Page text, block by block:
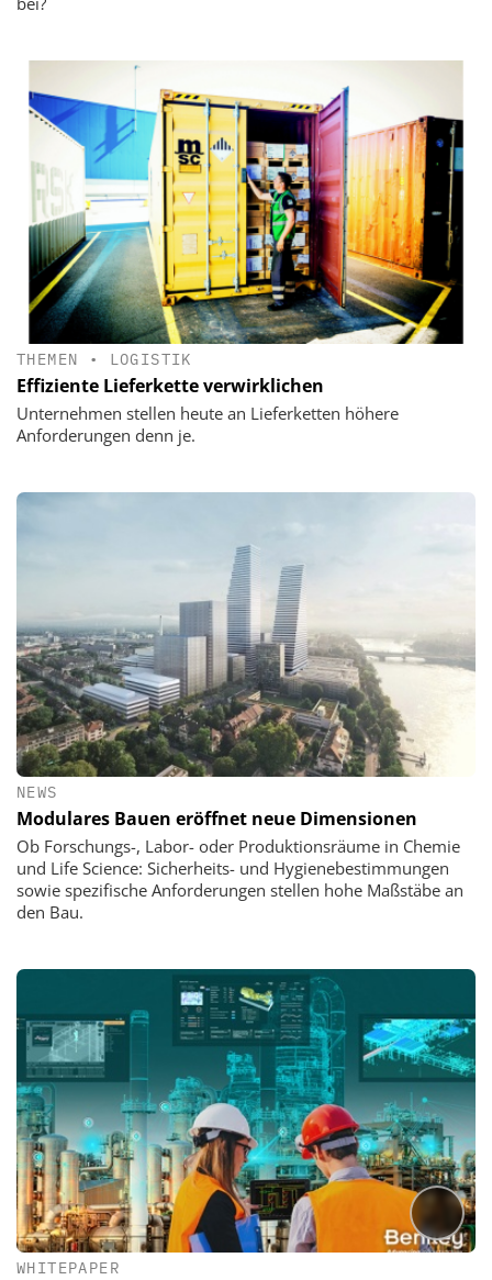
THEMEN • LOGISTIK
Effiziente Lieferkette verwirklichen
Unternehmen stellen heute an Lieferketten höhere
Anforderungen denn je.
NEWS
Modulares Bauen eröffnet neue Dimensionen
Ob Forschungs-, Labor- oder Produktionsräume in Chemie
und Life Science: Sicherheits- und Hygienebestimmungen
sowie spezifische Anforderungen stellen hohe Maßstäbe an
den Bau.
WHITEPAPER